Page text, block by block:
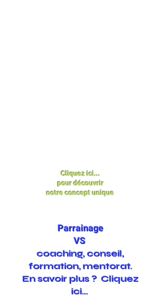
Cliquez ici...
pour découvrir
notre concept unique
Parrainage
VS
coaching, conseil,
formation, mentorat.
En savoir plus ? Cliquez
ici...